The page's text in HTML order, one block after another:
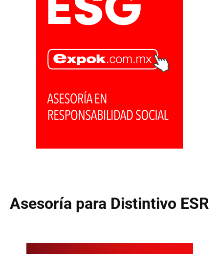
Asesoría para Distintivo ESR